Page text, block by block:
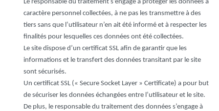
Le responsable du traitement s’engage à protéger les données à
caractère personnel collectées, à ne pas les transmettre à des
tiers sans que l’utilisateur n’en ait été informé et à respecter les
finalités pour lesquelles ces données ont été collectées.
Le site dispose d’un certificat SSL afin de garantir que les
informations et le transfert des données transitant par le site
sont sécurisés.
Un certificat SSL (« Secure Socket Layer » Certificate) a pour but
de sécuriser les données échangées entre l’utilisateur et le site.
De plus, le responsable du traitement des données s’engage à